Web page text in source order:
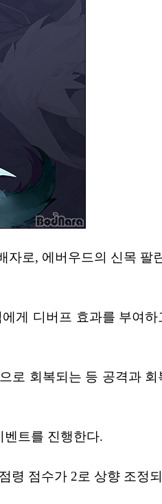
로, 에버우드의 신목 팔
게 디버프 효과를 부여
로 회복되는 등 공격과 회
트를 진행한다.
령 점수가 2로 상향 조정